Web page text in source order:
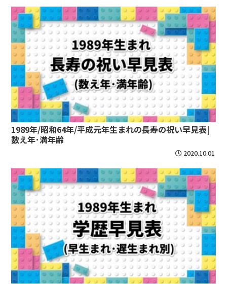
1989年/昭和64年/平成元年生まれの長寿の祝い早見表|
数え年･満年齢
2020.10.01